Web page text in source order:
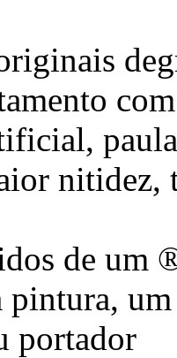
nitidez,
de um
portador